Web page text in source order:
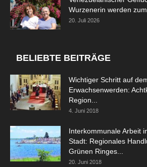
Wurzenerin werden
20. Juli 2026
BELIEBTE BEITRÄGE
Wichtiger Schritt auf
Erwachsenwerden:
Region...
4. Juni 2018
Interkommunale Arbeit
Stadt: Regionales
Grünen Ringes...
20. Juni 2018